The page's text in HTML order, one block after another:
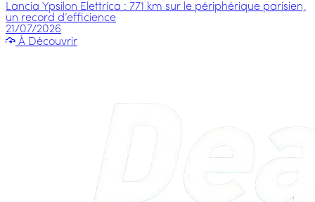
Lancia Ypsilon Elettrica : 771 km sur le périphérique parisien,
un record d’efficience
21/07/2026
À Découvrir